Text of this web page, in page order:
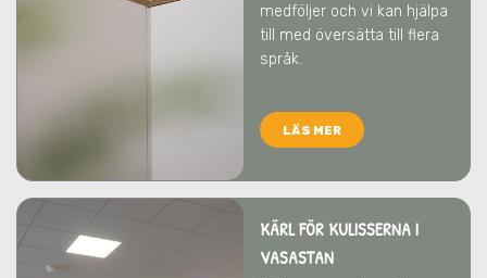
medföljer och vi kan hjälpa
till med översätta till flera
språk.
LÄS MER
KÄRL FÖR KULISSERNA I
VASASTAN